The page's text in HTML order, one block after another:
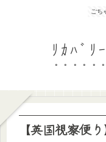
ごち
ﾘｶﾊﾞﾘ
【英国視察便り